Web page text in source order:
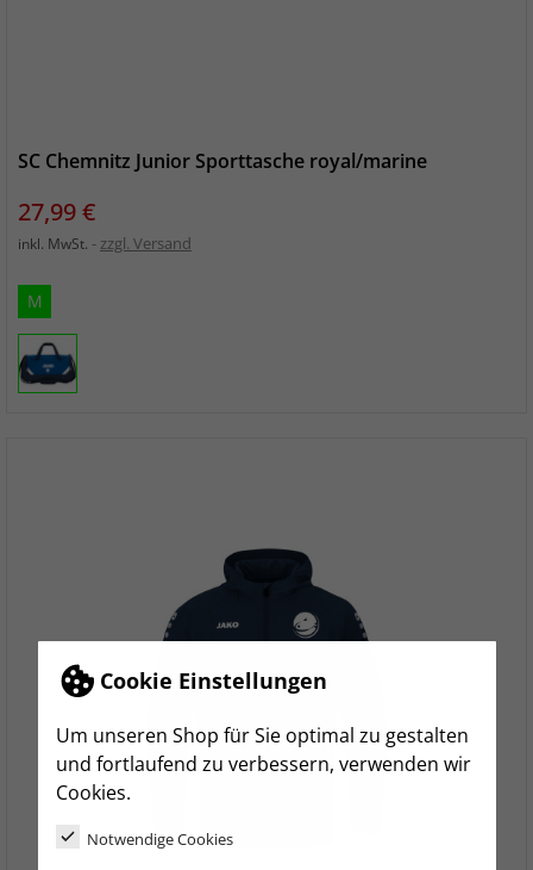
Cookie Einstellungen
Um unseren Shop für Sie optimal zu gestalten
und fortlaufend zu verbessern, verwenden wir
Cookies.
Notwendige Cookies
SC Chemnitz Junior Sporttasche royal/marine
Preis
27,99 €
inkl. MwSt. zzgl. Versand
M